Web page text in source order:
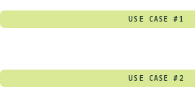
USE CASE #1
USE CASE #2